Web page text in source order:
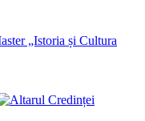
„Istoria și Cultura